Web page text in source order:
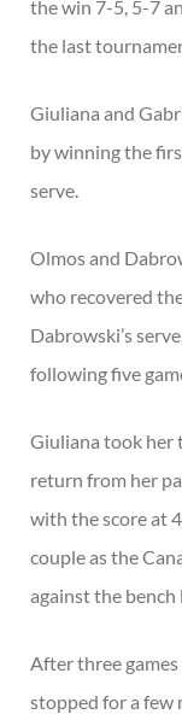
the win 7-5, 5-7
the last
Giuliana and
by winning the
serve.
Olmos and
who recovered
Dabrowski’s
following five
Giuliana took her
return from her
with the score at
couple as the
against the
After three
stopped for a few